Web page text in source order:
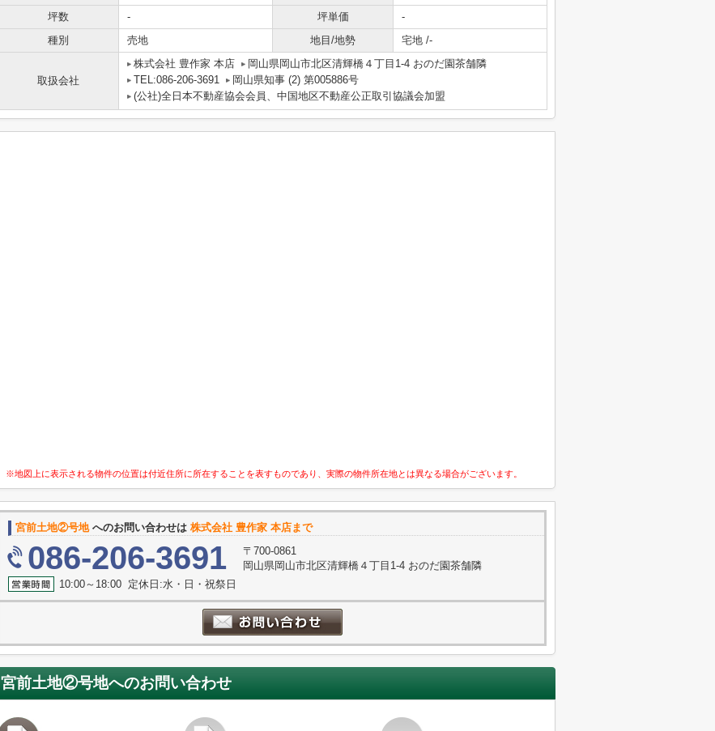
坪数
- 坪単価
-
種別
売地 地目/地勢 宅地 /-
取扱会社
株式会社 豊作家 本店
岡山県岡山市北区清輝橋４丁目1-4 おのだ園茶舗隣
TEL:086-206-3691
岡山県知事 (2) 第005886号
(公社)全日本不動産協会会員、中国地区不動産公正取引協議会加盟
※地図上に表示される物件の位置は付近住所に所在することを表すものであり、実際の物件所在地とは異なる場合がございます。
宮前土地②号地へのお問い合わせは 株式会社 豊作家 本店まで
086-206-3691
〒700-0861
岡山県岡山市北区清輝橋４丁目1-4 おのだ園茶舗隣
10:00～18:00 定休日:水・日・祝祭日
宮前土地②号地へのお問い合わせ